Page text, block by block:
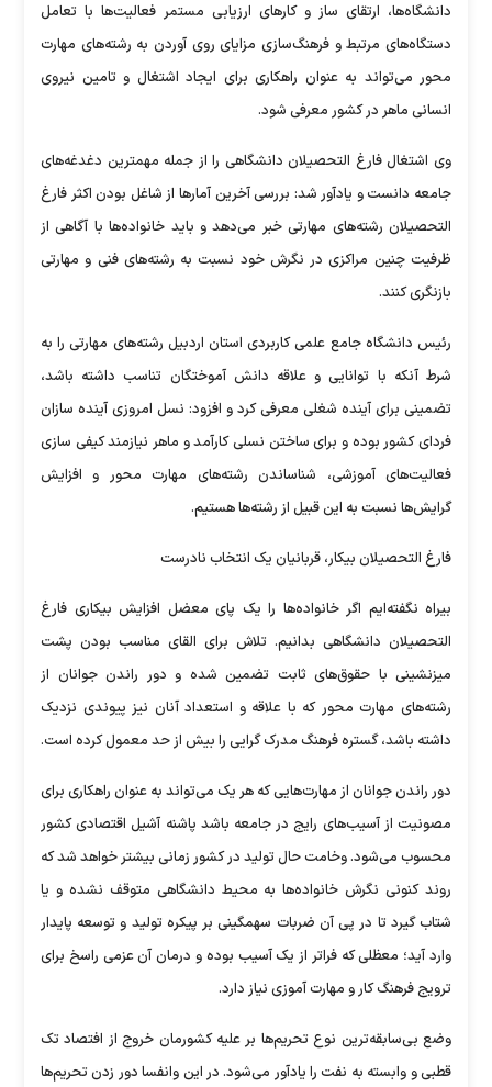
دانشگاه‌ها، ارتقای ساز و کارهای ارزیابی مستمر فعالیت‌ها با تعامل
دستگاه‌های مرتبط و فرهنگ‌سازی مزایای روی آوردن به رشته‌های مهارت‌
محور می‌تواند به عنوان راهکاری برای ایجاد اشتغال و تامین نیروی
انسانی ماهر در کشور معرفی شود.
وی اشتغال فارغ التحصیلان دانشگاهی را از جمله مهمترین دغدغه‌های
جامعه دانست و یادآور شد: بررسی آخرین آمارها از شاغل بودن اکثر فارغ
التحصیلان رشته‌های مهارتی خبر می‌دهد و باید خانواده‌ها با آگاهی از
ظرفیت چنین مراکزی در نگرش خود نسبت به رشته‌های فنی و مهارتی
بازنگری کنند.
رئیس دانشگاه جامع علمی کاربردی استان اردبیل رشته‌های مهارتی را به
شرط آنکه با توانایی و علاقه دانش آموختگان تناسب داشته باشد،
تضمینی برای آینده شغلی معرفی کرد و افزود: نسل امروزی آینده سازان
فردای کشور بوده و برای ساختن نسلی کارآمد و ماهر نیازمند کیفی سازی
فعالیت‌های آموزشی، شناساندن رشته‌های مهارت محور و افزایش
گرایش‌ها نسبت به این قبیل از رشته‌ها هستیم.
فارغ التحصیلان بیکار، قربانیان یک انتخاب نادرست
بیراه نگفته‌ایم اگر خانواده‌ها را یک پای معضل افزایش بیکاری فارغ
التحصیلان دانشگاهی بدانیم. تلاش برای القای مناسب بودن پشت
میزنشینی با حقوق‌های ثابت تضمین شده و دور راندن جوانان از
رشته‌های مهارت محور که با علاقه و استعداد آنان نیز پیوندی نزدیک
داشته باشد، گستره فرهنگ مدرک گرایی را بیش از حد معمول کرده است.
دور راندن جوانان از مهارت‌هایی که هر یک می‌تواند به عنوان راهکاری برای
مصونیت از آسیب‌های رایج در جامعه باشد پاشنه آشیل‌ اقتصادی کشور
محسوب می‌شود. وخامت حال تولید در کشور زمانی بیشتر خواهد شد که
روند کنونی نگرش خانواده‌ها به محیط دانشگاهی متوقف نشده و یا
شتاب گیرد تا در پی آن ضربات سهمگینی بر پیکره تولید و توسعه پایدار
وارد آید؛ معظلی که فراتر از یک آسیب بوده و درمان آن عزمی راسخ برای
ترویج فرهنگ کار و مهارت آموزی نیاز دارد.
وضع بی‌سابقه‌ترین نوع تحریم‌ها بر علیه کشورمان خروج از افتصاد تک
قطبی و وابسته به نفت را یادآور می‌شود. در این وانفسا دور زدن تحریم‌ها